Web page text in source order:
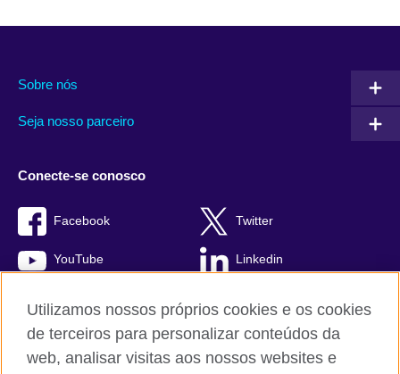
Sobre nós
Seja nosso parceiro
Conecte-se conosco
Facebook Twitter
YouTube Linkedin
Utilizamos nossos próprios cookies e os cookies
de terceiros para personalizar conteúdos da
web, analisar visitas aos nossos websites e